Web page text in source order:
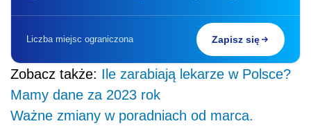
Liczba miejsc ograniczona Zapisz się
Zobacz także: Ile zarabiają lekarze w Polsce?
Mamy dane za 2023 rok
Ważne zmiany w poradniach od marca.